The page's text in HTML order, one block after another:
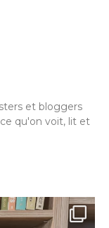
et bloggers
qu'on voit, lit et